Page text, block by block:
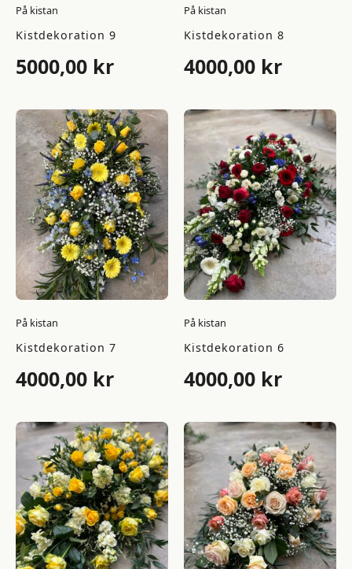
På kistan
Kistdekoration 9
5000,00 kr
På kistan
Kistdekoration 8
4000,00 kr
På kistan
Kistdekoration 7
4000,00 kr
På kistan
Kistdekoration 6
4000,00 kr